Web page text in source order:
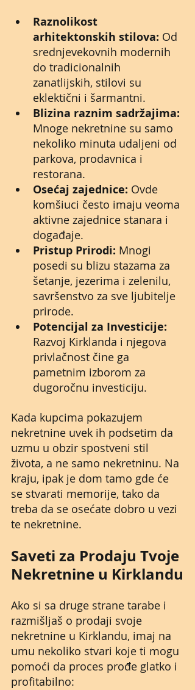
Raznolikost
arhitektonskih stilova: Od
srednjevekovnih modernih
do tradicionalnih
zanatlijskih, stilovi su
eklektični i šarmantni.
Blizina raznim sadržajima:
Mnoge nekretnine su samo
nekoliko minuta udaljeni od
parkova, prodavnica i
restorana.
Osećaj zajednice: Ovde
komšiuci često imaju veoma
aktivne zajednice stanara i
događaje.
Pristup Prirodi: Mnogi
posedi su blizu stazama za
šetanje, jezerima i zelenilu,
savršenstvo za sve ljubitelje
prirode.
Potencijal za Investicije:
Razvoj Kirklanda i njegova
privlačnost čine ga
pametnim izborom za
dugoročnu investiciju.
Kada kupcima pokazujem
nekretnine uvek ih podsetim da
uzmu u obzir spostveni stil
života, a ne samo nekretninu. Na
kraju, ipak je dom tamo gde će
se stvarati memorije, tako da
treba da se osećate dobro u vezi
te nekretnine.
Saveti za Prodaju Tvoje
Nekretnine u Kirklandu
Ako si sa druge strane tarabe i
razmišljaš o prodaji svoje
nekretnine u Kirklandu, imaj na
umu nekoliko stvari koje ti mogu
pomoći da proces prođe glatko i
profitabilno: